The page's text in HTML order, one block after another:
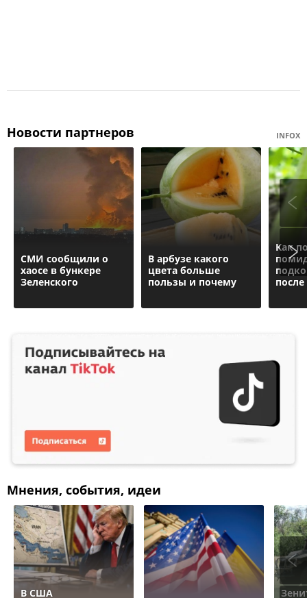
Новости партнеров INFOX
СМИ сообщили о
хаосе в бункере
Зеленского
В арбузе какого
цвета больше
пользы и почему
Как
Мнения, события, идеи
В США